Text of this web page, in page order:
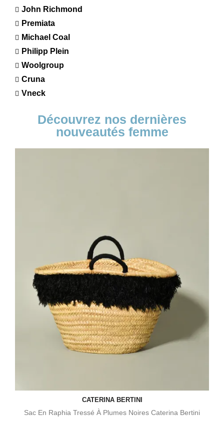
John Richmond
Premiata
Michael Coal
Philipp Plein
Woolgroup
Cruna
Vneck
Découvrez nos dernières
nouveautés femme
CATERINA BERTINI
Sac En Raphia Tressé À Plumes Noires Caterina Bertini